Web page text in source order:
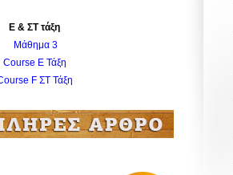
Ε & ΣΤ τάξη
Μάθημα 3
Course E Τάξη
F ΣΤ Τάξη